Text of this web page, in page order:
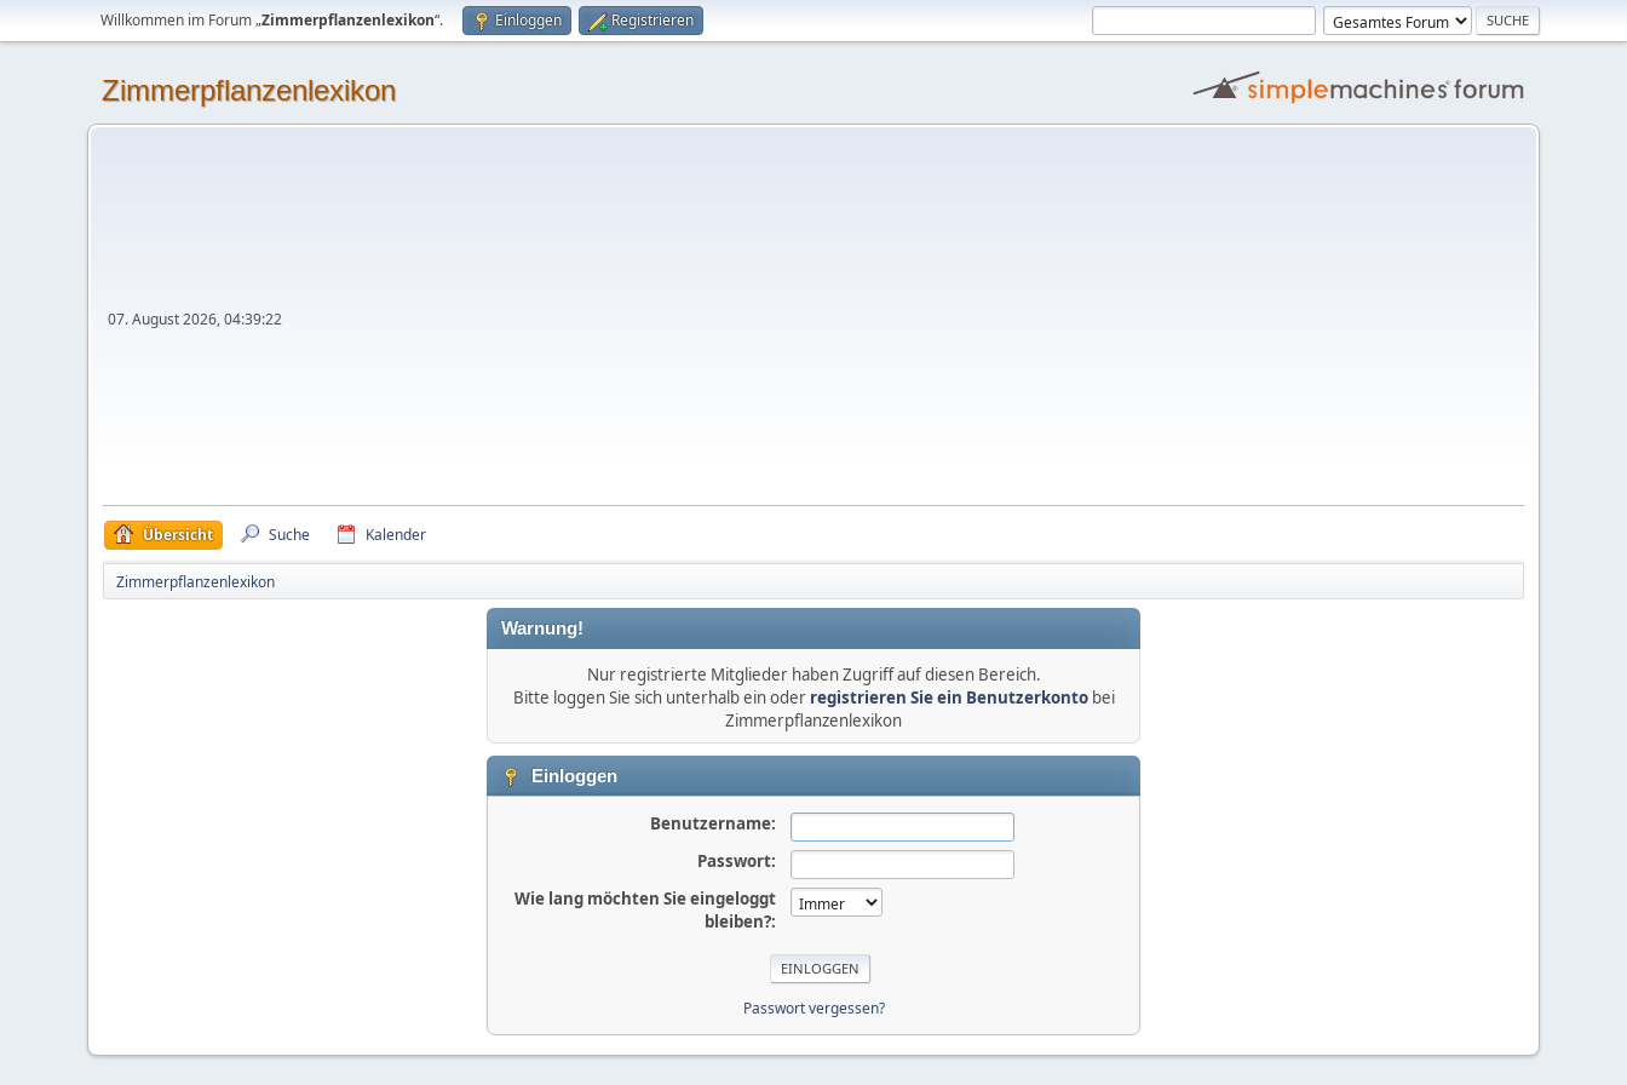
Willkommen im Forum „Zimmerpflanzenlexikon“. Einloggen Registrieren
Zimmerpflanzenlexikon
07. August 2026, 04:39:22
Übersicht Suche Kalender
Zimmerpflanzenlexikon
Warnung!
Nur registrierte Mitglieder haben Zugriff auf diesen Bereich.
Bitte loggen Sie sich unterhalb ein oder registrieren Sie ein Benutzerkontobei
Zimmerpflanzenlexikon
Einloggen
Benutzername:
Passwort:
Wie lang möchten Sie eingeloggt
bleiben?:
Passwort vergessen?